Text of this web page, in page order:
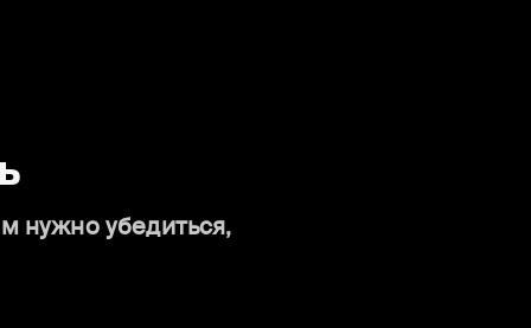
нужно убедиться,